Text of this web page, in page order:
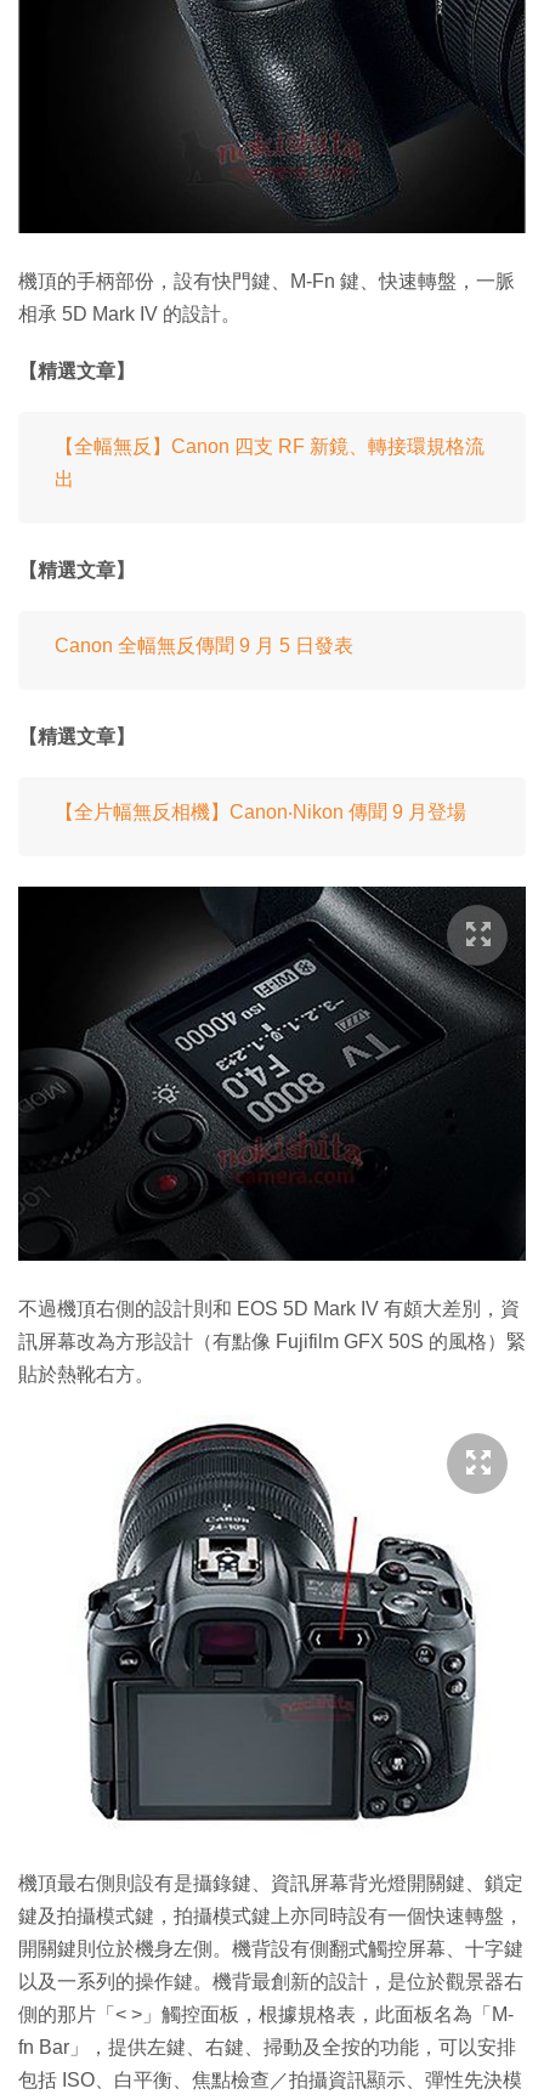
機頂的手柄部份，設有快門鍵、M-Fn 鍵、快速轉盤，一脈
相承 5D Mark IV 的設計。
【精選文章】
【全幅無反】Canon 四支 RF 新鏡、轉接環規格流
出
【精選文章】
Canon 全幅無反傳聞 9 月 5 日發表
【精選文章】
【全片幅無反相機】Canon‧Nikon 傳聞 9 月登場
不過機頂右側的設計則和 EOS 5D Mark IV 有頗大差別，資
訊屏幕改為方形設計（有點像 Fujifilm GFX 50S 的風格）緊
貼於熱靴右方。
機頂最右側則設有是攝錄鍵、資訊屏幕背光燈開關鍵、鎖定
鍵及拍攝模式鍵，拍攝模式鍵上亦同時設有一個快速轉盤，
開關鍵則位於機身左側。機背設有側翻式觸控屏幕、十字鍵
以及一系列的操作鍵。機背最創新的設計，是位於觀景器右
側的那片「< >」觸控面板，根據規格表，此面板名為「M-
fn Bar」，提供左鍵、右鍵、掃動及全按的功能，可以安排
包括 ISO、白平衡、焦點檢查／拍攝資訊顯示、彈性先決模